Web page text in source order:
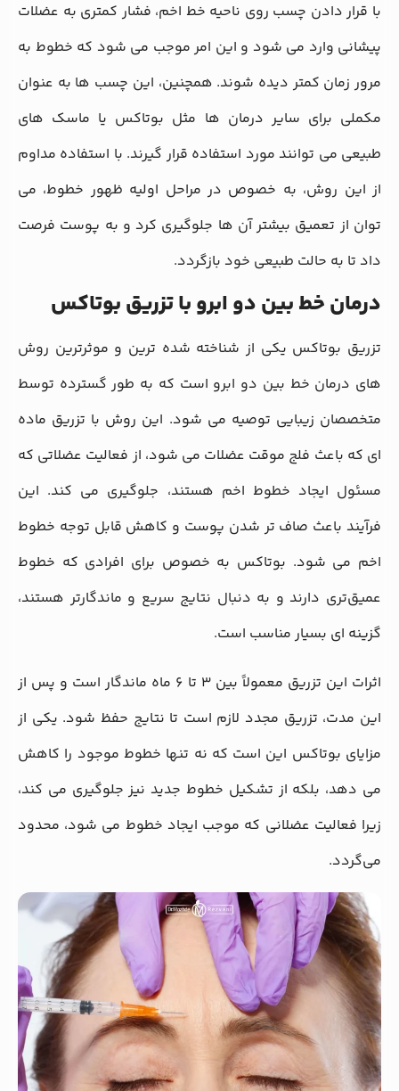
با قرار دادن چسب روی ناحیه خط اخم، فشار کمتری به عضلات
پیشانی وارد می‌ شود و این امر موجب می‌ شود که خطوط به
مرور زمان کمتر دیده شوند. همچنین، این چسب‌ ها به عنوان
مکملی برای سایر درمان‌ ها مثل بوتاکس یا ماسک‌ های
طبیعی می‌ توانند مورد استفاده قرار گیرند. با استفاده مداوم
از این روش، به خصوص در مراحل اولیه ظهور خطوط، می‌
توان از تعمیق بیشتر آن‌ ها جلوگیری کرد و به پوست فرصت
داد تا به حالت طبیعی خود بازگردد.
درمان خط بین دو ابرو با تزریق بوتاکس
تزریق بوتاکس یکی از شناخته‌ شده‌ ترین و موثرترین روش‌
های درمان خط بین دو ابرو است که به طور گسترده توسط
متخصصان زیبایی توصیه می‌ شود. این روش با تزریق ماده‌
ای که باعث فلج موقت عضلات می‌ شود، از فعالیت عضلاتی که
مسئول ایجاد خطوط اخم هستند، جلوگیری می‌ کند. این
فرآیند باعث صاف‌ تر شدن پوست و کاهش قابل توجه خطوط
اخم می‌ شود. بوتاکس به خصوص برای افرادی که خطوط
عمیق‌تری دارند و به دنبال نتایج سریع و ماندگارتر هستند،
گزینه‌ ای بسیار مناسب است.
اثرات این تزریق معمولاً بین 3 تا 6 ماه ماندگار است و پس از
این مدت، تزریق مجدد لازم است تا نتایج حفظ شود. یکی از
مزایای بوتاکس این است که نه تنها خطوط موجود را کاهش
می‌ دهد، بلکه از تشکیل خطوط جدید نیز جلوگیری می‌ کند،
زیرا فعالیت عضلانی که موجب ایجاد خطوط می‌ شود، محدود
می‌گردد.